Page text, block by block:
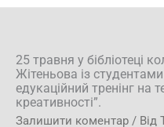
25 травня у бібліотеці
Жітеньова із
едукаційний тренінг на
креативності”.
Залишити коментар / Від